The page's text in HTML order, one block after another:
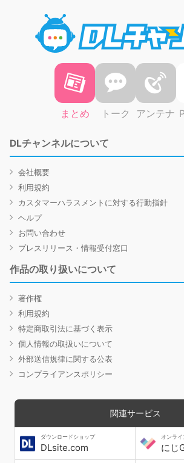
まとめ トーク アンテナ
DLチャンネルについて
会社概要
利用規約
カスタマーハラスメントに対する行動指針
ヘルプ
お問い合わせ
プレスリリース・情報受付窓口
作品の取り扱いについて
著作権
利用規約
特定商取引法に基づく表示
個人情報の取扱いについて
外部送信規律に関する公表
コンプライアンスポリシー
関連サービス
ダウンロードショップ
DLsite.com
オンライ
にじ